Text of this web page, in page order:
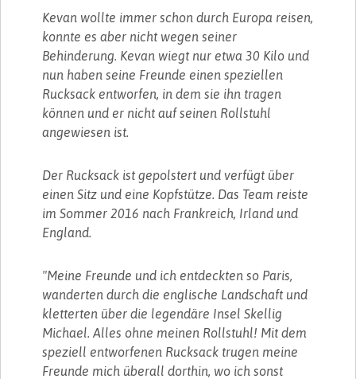
Kevan wollte immer schon durch Europa reisen,
konnte es aber nicht wegen seiner
Behinderung. Kevan wiegt nur etwa 30 Kilo und
nun haben seine Freunde einen speziellen
Rucksack entworfen, in dem sie ihn tragen
können und er nicht auf seinen Rollstuhl
angewiesen ist.
Der Rucksack ist gepolstert und verfügt über
einen Sitz und eine Kopfstütze. Das Team reiste
im Sommer 2016 nach Frankreich, Irland und
England.
"Meine Freunde und ich entdeckten so Paris,
wanderten durch die englische Landschaft und
kletterten über die legendäre Insel Skellig
Michael. Alles ohne meinen Rollstuhl! Mit dem
speziell entworfenen Rucksack trugen meine
Freunde mich überall dorthin, wo ich sonst